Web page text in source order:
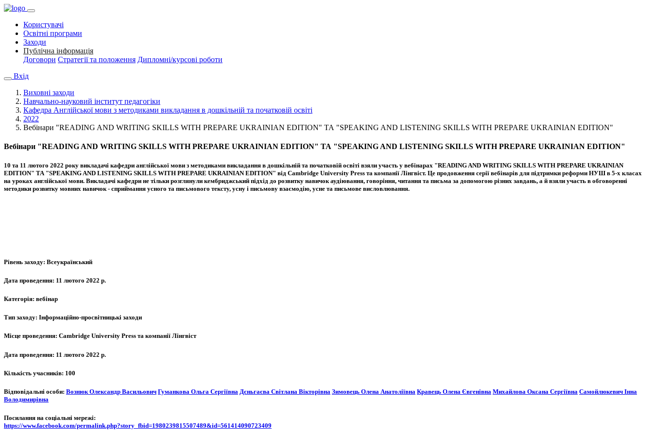
Користувачі
Освітні програми
Заходи
Публічна інформація
Договори Стратегії та положення Дипломні/курсові роботи
Вхід
Виховні заходи
Навчально-науковий інститут педагогіки
Кафедра Англійської мови з методиками викладання в дошкільній та початковій освіті
2022
Вебінари "READING AND WRITING SKILLS WITH PREPARE UKRAINIAN EDITION" ТА "SPEAKING AND LISTENING SKILLS WITH PREPARE UKRAINIAN EDITION"
Вебінари "READING AND WRITING SKILLS WITH PREPARE UKRAINIAN EDITION" ТА "SPEAKING AND LISTENING SKILLS WITH PREPARE UKRAINIAN EDITION"
10 та 11 лютого 2022 року викладачі кафедри англійської мови з методиками викладання в дошкільній та початковій освіті взяли участь у вебінарах "READING AND WRITING SKILLS WITH PREPARE UKRAINIAN
EDITION" ТА "SPEAKING AND LISTENING SKILLS WITH PREPARE UKRAINIAN EDITION" від Cambridge University Press та компанії Лінгвіст. Це продовження серії вебінарів для підтримки реформи НУШ в 5-х класах
на уроках англійської мови. Викладачі кафедри не тільки розглянули кембриджський підхід до розвитку навичок аудіювання, говоріння, читання та письма за допомогою різних завдань, а й взяли участь в обговоренні
методики розвитку мовних навичок - сприймання усного та письмового тексту, усну і письмову взаємодію, усне та письмове висловлювання.
Рівень заходу: Всеукраїнський
Дата проведення: 11 лютого 2022 р.
Категорія: вебінар
Тип заходу: Інформаційно-просвітницькі заходи
Місце проведення: Cambridge University Press та компанії Лінгвіст
Дата проведення: 11 лютого 2022 р.
Кількість учасників: 100
Відповідальні особи: Вознюк Олександр Васильович Гуманкова Ольга Сергіївна Дєньгаєва Світлана Вікторівна Зимовець Олена Анатоліївна Кравець Олена Євгенівна Михайлова Оксана Сергіївна Самойлюкевич Інна
Володимирівна
Посилання на соціальні мережі:
https://www.facebook.com/permalink.php?story_fbid=1980239815507489&id=561414090723409